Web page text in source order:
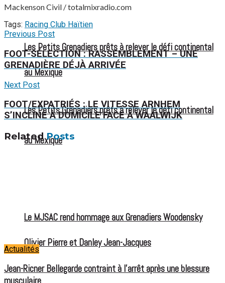
Les Petits Grenadiers prêts à relever le défi continental
au Mexique
Les Petits Grenadiers prêts à relever le défi continental
au Mexique
Le MJSAC rend hommage aux Grenadiers Woodensky
Olivier Pierre et Danley Jean-Jacques
Mackenson Civil / totalmixradio.com
Tags: Racing Club Haïtien
Previous Post
FOOT-SÉLECTION : RASSEMBLEMENT – UNE
GRENADIÈRE DÉJÀ ARRIVÉE
Next Post
FOOT/EXPATRIÉS : LE VITESSE ARNHEM
S’INCLINE À DOMICILE FACE À WAALWIJK
RelatedPosts
Actualités
Jean-Ricner Bellegarde contraint à l’arrêt après une blessure